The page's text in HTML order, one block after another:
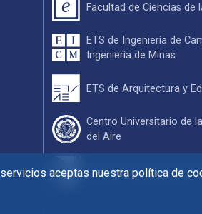
aceptas nuestra política de
Facultad de Ciencias de
ETS de Ingeniería de
Ingeniería de Minas
ETS de Arquitectura y
Centro Universitario de
del Aire
Escuela Internacional de